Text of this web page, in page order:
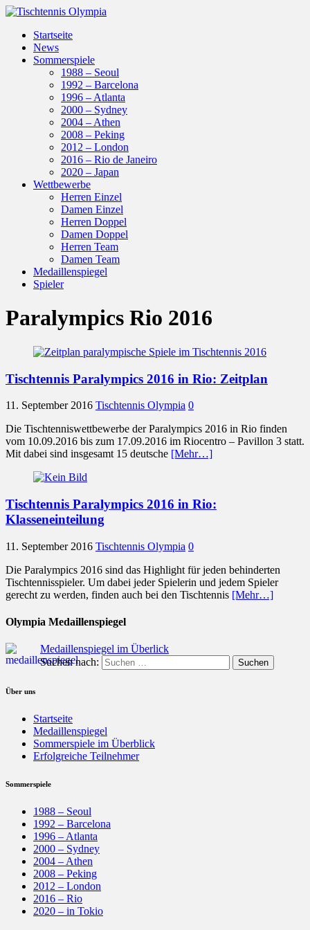
Startseite
News
Sommerspiele
1988 – Seoul
1992 – Barcelona
1996 – Atlanta
2000 – Sydney
2004 – Athen
2008 – Peking
2012 – London
2016 – Rio de Janeiro
2020 – Japan
Wettbewerbe
Herren Einzel
Damen Einzel
Herren Doppel
Damen Doppel
Herren Team
Damen Team
Medaillenspiegel
Spieler
Paralympics Rio 2016
Tischtennis Paralympics 2016 in Rio: Zeitplan
11. September 2016 Tischtennis Olympia 0
Die Tischtenniswettbewerbe der Paralympics 2016 in Rio finden
vom 10.09.2016 bis zum 17.09.2016 im Riocentro – Pavillon 3 statt.
Mit dabei sind insgesamt 15 deutsche [Mehr…]
Tischtennis Paralympics 2016 in Rio:
Klasseneinteilung
11. September 2016 Tischtennis Olympia 0
Die Paralympics 2016 sind das Highlight für jeden behinderten
Tischtennisspieler. Um dabei jeder Spielerin und jedem Spieler
gerecht zu werden, finden auch bei den Tischtennis [Mehr…]
Olympia Medaillenspiegel
Medaillenspiegel im Überlick
Suchen nach:
Über uns
Startseite
Medaillenspiegel
Sommerspiele im Überblick
Erfolgreiche Teilnehmer
Sommerspiele
1988 – Seoul
1992 – Barcelona
1996 – Atlanta
2000 – Sydney
2004 – Athen
2008 – Peking
2012 – London
2016 – Rio
2020 – in Tokio